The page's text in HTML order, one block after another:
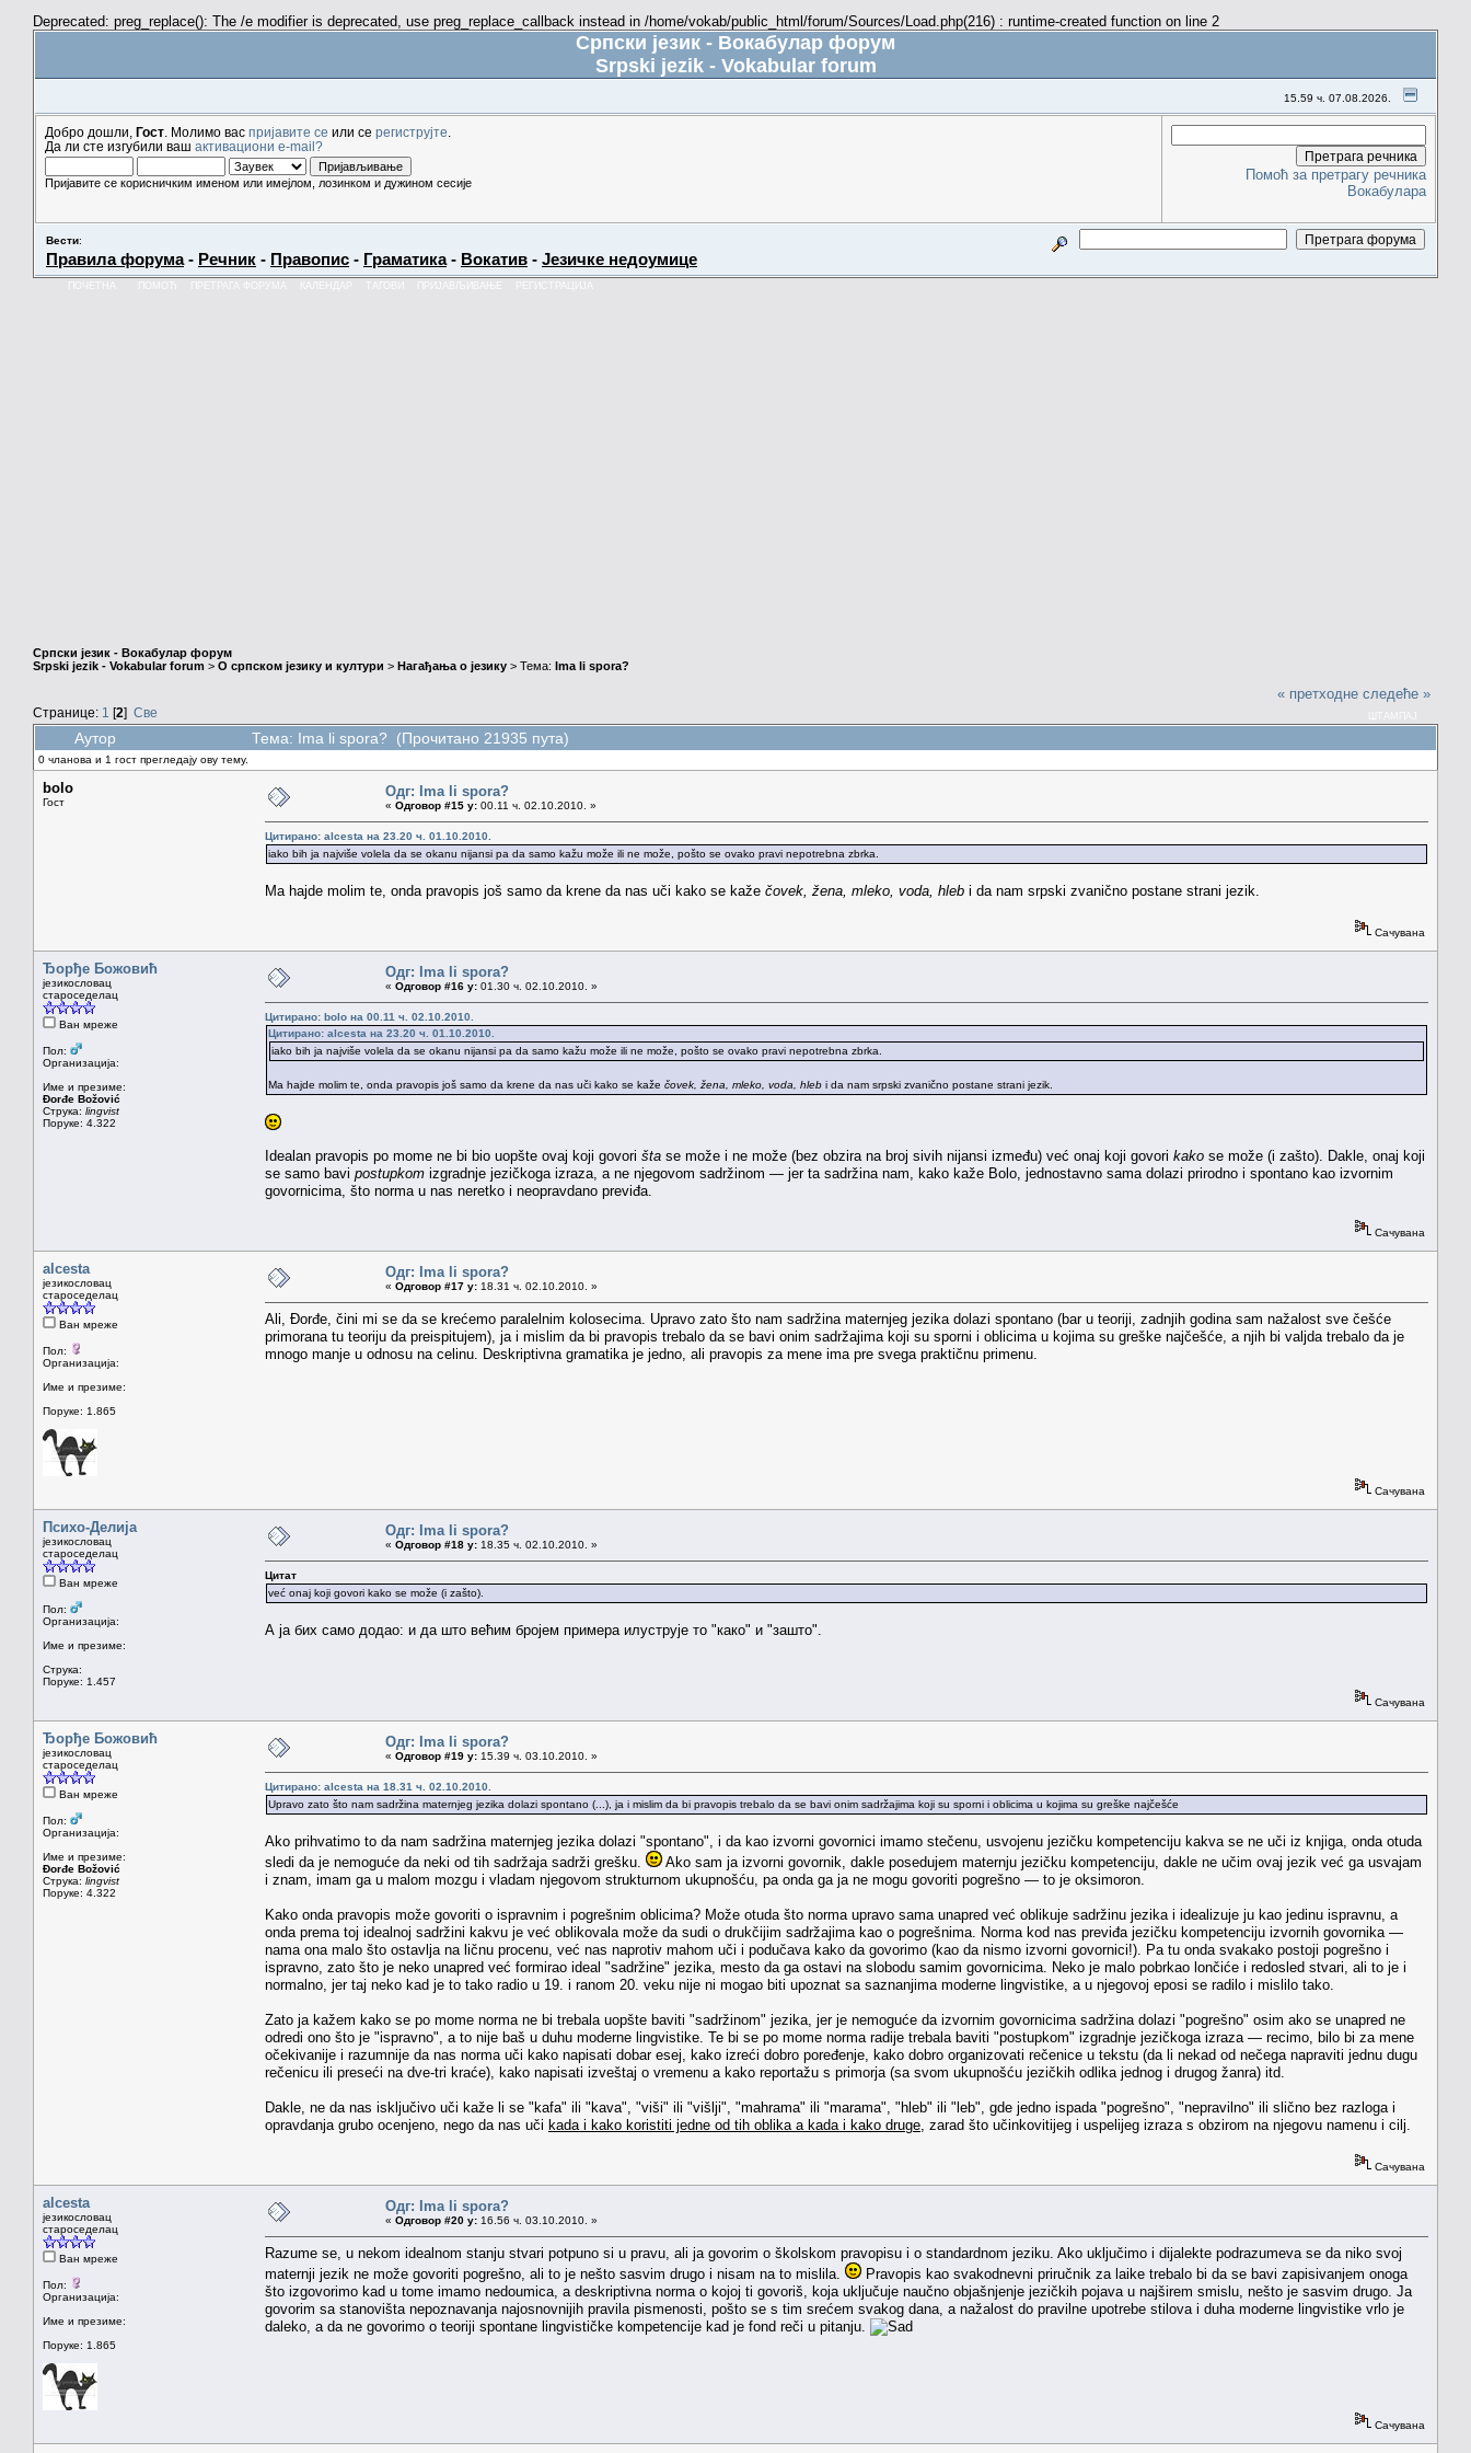
Deprecated: preg_replace(): The /e modifier is deprecated, use preg_replace_callback instead in /home/vokab/public_html/forum/Sources/Load.php(216) : runtime-created function on line 2
Српски језик - Вокабулар форум
Srpski jezik - Vokabular forum
15.59 ч. 07.08.2026.
Добро дошли, Гост . Молимо вас пријавите се или се региструјте
Да ли сте изгубили ваш активациони e-mail?
Пријавите се корисничким именом или имејлом, лозинком и дужином сесије
Помоћ за претрагу речника
Вокабулара
Вести:
Правила форума- Речник - Правопис - Граматика- Вокатив - Језичке недоумице
КАЛЕНДАР
Српски језик - Вокабулар форум
Srpski jezik - Vokabular forum > О српском језику и култури > Нагађања о језику > Тема: Ima li spora?
Странице: 1 [2] Све
« претходне следеће »
Аутор Тема: Ima li spora? (Прочитано 21935 пута)
0 чланова и 1 гост прегледају ову тему.
bolo
Гост
Одг: Ima li spora?
« Одговор #15 у: 00.11 ч. 02.10.2010. »
Цитирано: alcesta на 23.20 ч. 01.10.2010.
iako bih ja najviše volela da se okanu nijansi pa da samo kažu može ili ne može, pošto se ovako pravi nepotrebna zbrka.
Ma hajde molim te, onda pravopis još samo da krene da nas uči kako se kaže čovek, žena, mleko, voda, hleb i da nam srpski zvanično postane strani jezik.
Сачувана
Ђорђе Божовић
језикословац
староседелац
Ван мреже
Пол:
Организација:
Име и презиме:
Đorđe Božović
Струка: lingvist
Поруке: 4.322
Одг: Ima li spora?
« Одговор #16 у: 01.30 ч. 02.10.2010. »
Цитирано: bolo на 00.11 ч. 02.10.2010.
Цитирано: alcesta на 23.20 ч. 01.10.2010.
iako bih ja najviše volela da se okanu nijansi pa da samo kažu može ili ne može, pošto se ovako pravi nepotrebna zbrka.
Ma hajde molim te, onda pravopis još samo da krene da nas uči kako se kaže čovek, žena, mleko, voda, hleb i da nam srpski zvanično postane strani jezik.
Idealan pravopis po mome ne bi bio uopšte ovaj koji govori šta se može i ne može (bez obzira na broj sivih nijansi između) već onaj koji govori kako se može (i zašto). Dakle, onaj koji
se samo bavi postupkom izgradnje jezičkoga izraza, a ne njegovom sadržinom — jer ta sadržina nam, kako kaže Bolo, jednostavno sama dolazi prirodno i spontano kao izvornim
govornicima, što norma u nas neretko i neopravdano previđa.
Сачувана
alcesta
језикословац
староседелац
Ван мреже
Пол:
Организација:
Име и презиме:
Поруке: 1.865
Одг: Ima li spora?
« Одговор #17 у: 18.31 ч. 02.10.2010. »
Ali, Đorđe, čini mi se da se krećemo paralelnim kolosecima. Upravo zato što nam sadržina maternjeg jezika dolazi spontano (bar u teoriji, zadnjih godina sam nažalost sve češće
primorana tu teoriju da preispitujem), ja i mislim da bi pravopis trebalo da se bavi onim sadržajima koji su sporni i oblicima u kojima su greške najčešće, a njih bi valjda trebalo da je
mnogo manje u odnosu na celinu. Deskriptivna gramatika je jedno, ali pravopis za mene ima pre svega praktičnu primenu.
Сачувана
Психо-Делија
језикословац
староседелац
Ван мреже
Пол:
Организација:
Име и презиме:
Струка:
Поруке: 1.457
Одг: Ima li spora?
« Одговор #18 у: 18.35 ч. 02.10.2010. »
Цитат
već onaj koji govori kako se može (i zašto).
А ја бих само додао: и да што већим бројем примера илуструје то "како" и "зашто".
Сачувана
Ђорђе Божовић
језикословац
староседелац
Ван мреже
Пол:
Организација:
Име и презиме:
Đorđe Božović
Струка: lingvist
Поруке: 4.322
Одг: Ima li spora?
« Одговор #19 у: 15.39 ч. 03.10.2010. »
Цитирано: alcesta на 18.31 ч. 02.10.2010.
Upravo zato što nam sadržina maternjeg jezika dolazi spontano (...), ja i mislim da bi pravopis trebalo da se bavi onim sadržajima koji su sporni i oblicima u kojima su greške najčešće
Ako prihvatimo to da nam sadržina maternjeg jezika dolazi "spontano", i da kao izvorni govornici imamo stečenu, usvojenu jezičku kompetenciju kakva se ne uči iz knjiga, onda otuda
sledi da je nemoguće da neki od tih sadržaja sadrži grešku.
Ako sam ja izvorni govornik, dakle posedujem maternju jezičku kompetenciju, dakle ne učim ovaj jezik već ga usvajam
i znam, imam ga u malom mozgu i vladam njegovom strukturnom ukupnošću, pa onda ga ja ne mogu govoriti pogrešno — to je oksimoron.
Kako onda pravopis može govoriti o ispravnim i pogrešnim oblicima? Može otuda što norma upravo sama unapred već oblikuje sadržinu jezika i idealizuje ju kao jedinu ispravnu, a
onda prema toj idealnoj sadržini kakvu je već oblikovala može da sudi o drukčijim sadržajima kao o pogrešnima. Norma kod nas previđa jezičku kompetenciju izvornih govornika —
nama ona malo što ostavlja na ličnu procenu, već nas naprotiv mahom uči i podučava kako da govorimo (kao da nismo izvorni govornici!). Pa tu onda svakako postoji pogrešno i
ispravno, zato što je neko unapred već formirao ideal "sadržine" jezika, mesto da ga ostavi na slobodu samim govornicima. Neko je malo pobrkao lončiće i redosled stvari, ali to je i
normalno, jer taj neko kad je to tako radio u 19. i ranom 20. veku nije ni mogao biti upoznat sa saznanjima moderne lingvistike, a u njegovoj eposi se radilo i mislilo tako.
Zato ja kažem kako se po mome norma ne bi trebala uopšte baviti "sadržinom" jezika, jer je nemoguće da izvornim govornicima sadržina dolazi "pogrešno" osim ako se unapred ne
odredi ono što je "ispravno", a to nije baš u duhu moderne lingvistike. Te bi se po mome norma radije trebala baviti "postupkom" izgradnje jezičkoga izraza — recimo, bilo bi za mene
očekivanije i razumnije da nas norma uči kako napisati dobar esej, kako izreći dobro poređenje, kako dobro organizovati rečenice u tekstu (da li nekad od nečega napraviti jednu dugu
rečenicu ili preseći na dve-tri kraće), kako napisati izveštaj o vremenu a kako reportažu s primorja (sa svom ukupnošću jezičkih odlika jednog i drugog žanra) itd.
Dakle, ne da nas isključivo uči kaže li se "kafa" ili "kava", "viši" ili "višlji", "mahrama" ili "marama", "hleb" ili "leb", gde jedno ispada "pogrešno", "nepravilno" ili slično bez razloga i
opravdanja grubo ocenjeno, nego da nas uči kada i kako koristiti jedne od tih oblika a kada i kako druge , zarad što učinkovitijeg i uspelijeg izraza s obzirom na njegovu namenu i cilj.
Сачувана
alcesta
језикословац
староседелац
Ван мреже
Пол:
Организација:
Име и презиме:
Поруке: 1.865
Одг: Ima li spora?
« Одговор #20 у: 16.56 ч. 03.10.2010. »
Razume se, u nekom idealnom stanju stvari potpuno si u pravu, ali ja govorim o školskom pravopisu i o standardnom jeziku. Ako uključimo i dijalekte podrazumeva se da niko svoj
maternji jezik ne može govoriti pogrešno, ali to je nešto sasvim drugo i nisam na to mislila.
Pravopis kao svakodnevni priručnik za laike trebalo bi da se bavi zapisivanjem onoga
što izgovorimo kad u tome imamo nedoumica, a deskriptivna norma o kojoj ti govoriš, koja uključuje naučno objašnjenje jezičkih pojava u najširem smislu, nešto je sasvim drugo. Ja
govorim sa stanovišta nepoznavanja najosnovnijih pravila pismenosti, pošto se s tim srećem svakog dana, a nažalost do pravilne upotrebe stilova i duha moderne lingvistike vrlo je
daleko, a da ne govorimo o teoriji spontane lingvističke kompetencije kad je fond reči u pitanju.
Сачувана